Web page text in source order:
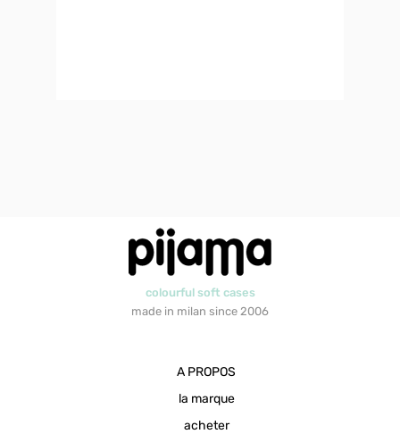
colourful soft cases
made in milan since 2006
A PROPOS
la marque
acheter